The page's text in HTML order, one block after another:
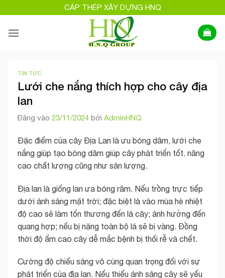
qua
nội
CÁP THÉP XÂY DỰNG HNQ
TIN TỨC
Lưới che nắng thích hợp cho cây địa
lan
Đăng vào 23/11/2024 bởi AdminHNQ
Đặc điểm của cây Địa Lan là ưu bóng dâm, lưới che
nắng giúp tạo bóng dâm giúp cây phát triển tốt. nâng
cao chất lượng cũng như sản lượng.
Địa lan là giống lan ưa bóng râm. Nếu trồng trực tiếp
dưới ánh sáng mặt trời; đặc biệt là vào mùa hè nhiệt
độ cao sẽ làm tổn thương đến lá cây; ảnh hưởng đến
quang hợp; nếu bị nặng toàn bộ lá sẽ bị vàng. Đồng
thời độ ẩm cao cây dễ mắc bệnh bị thối rễ và chết.
Cường độ chiếu sáng vô cùng quan trọng đối với sự
phát triển của địa lan. Nếu thiếu ánh sáng cây sẽ yếu